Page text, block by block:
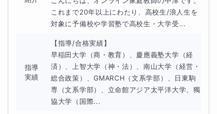
これまで20年以上にわたり、高校生/浪人生を
対象に予備校や学習塾で高校生・大学受...
指導
実績
【指導/合格実績】
早稲田大学（商・教育）、慶應義塾大学（経
済）、上智大学（神・法）、南山大学（経営・
総合政策）、GMARCH（文系学部）、日東駒
専（文系学部）、立命館アジア太平洋大学、獨
協大学（国際...